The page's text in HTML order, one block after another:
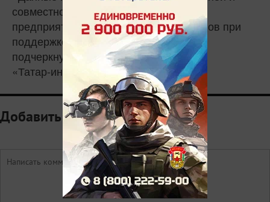
совместной работы республиканских
предприятий и государственных органов при
поддержке федерального центра», —
подчеркнул Минниханов.
«Татар-информ»
Добавить комментарий